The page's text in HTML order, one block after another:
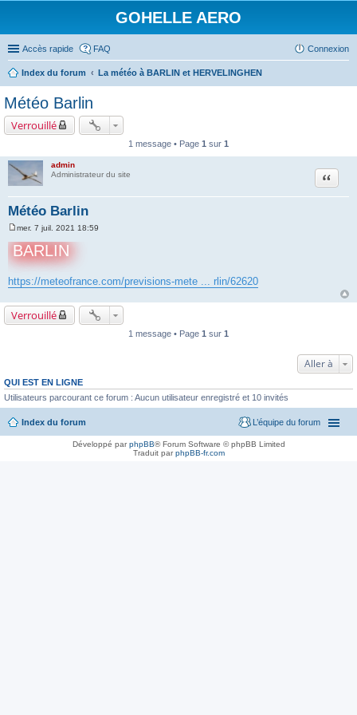
GOHELLE AERO
Accès rapide FAQ Connexion
Index du forum La météo à BARLIN et HERVELINGHEN
Météo Barlin
Verrouillé
1 message • Page 1 sur 1
admin
Administrateur du site
Météo Barlin
Citation
e
s
s
g
mer. 7 juil. 2021 18:59
BARLIN
https://meteofrance.com/previsions-mete ... rlin/62620
Verrouillé
1 message • Page 1 sur 1
Aller à
QUI EST EN LIGNE
Utilisateurs parcourant ce forum : Aucun utilisateur enregistré et 10 invités
Index du forum L’équipe du forum
Développé parphpBB® Forum Software © phpBB Limited
Traduit parphpBB-fr.com